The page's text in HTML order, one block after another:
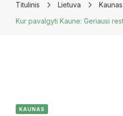
Titulinis Lietuva
Kaunas
Kur pavalgyti Kaune: Geriausi
KAUNAS